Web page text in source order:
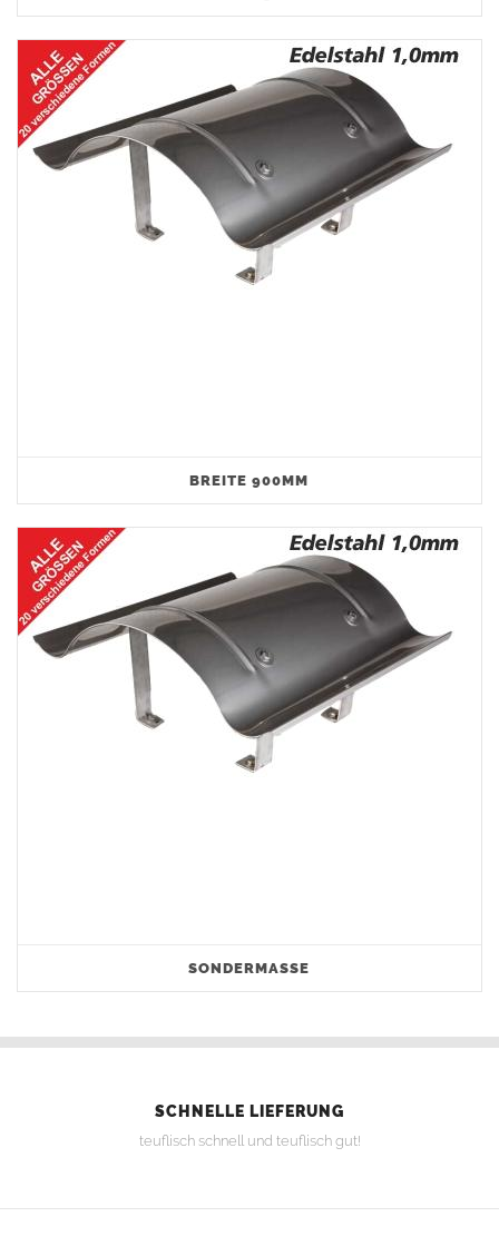
BREITE 900MM
SONDERMASSE
SCHNELLE LIEFERUNG
teuflisch schnell und teuflisch gut!